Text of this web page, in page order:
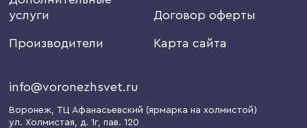
услуги
Производители
Договор оферты
Карта сайта
info@voronezhsvet.ru
Воронеж, ТЦ Афанасьевский (ярмарка на холмистой)
ул. Холмистая, д. 1г, пав. 120